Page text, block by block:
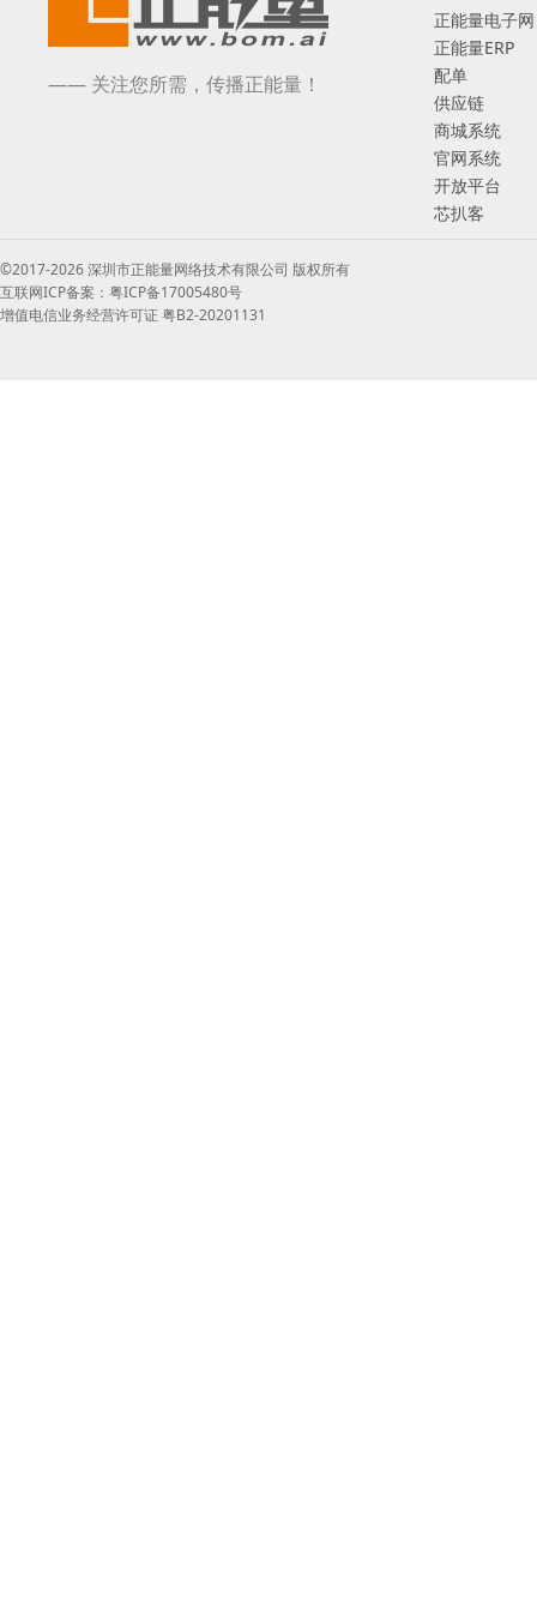
—— 关注您所需，传播正能量！
正能量电子网
正能量ERP
配单
供应链
商城系统
官网系统
开放平台
芯扒客
©2017-2026 深圳市正能量网络技术有限公司 版权所有
互联网ICP备案：粤ICP备17005480号
增值电信业务经营许可证 粤B2-20201131